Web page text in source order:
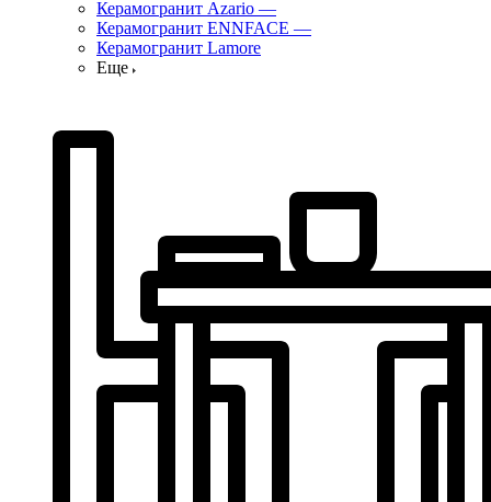
Керамогранит Azario —
Керамогранит ENNFACE —
Керамогранит Lamore
Еще